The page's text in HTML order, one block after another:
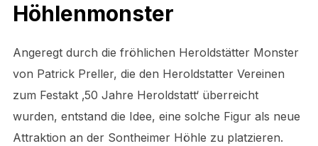
Höhlenmonster
Angeregt durch die fröhlichen Heroldstätter Monster
von Patrick Preller, die den Heroldstatter Vereinen
zum Festakt ‚50 Jahre Heroldstatt‘ überreicht
wurden, entstand die Idee, eine solche Figur als neue
Attraktion an der Sontheimer Höhle zu platzieren.